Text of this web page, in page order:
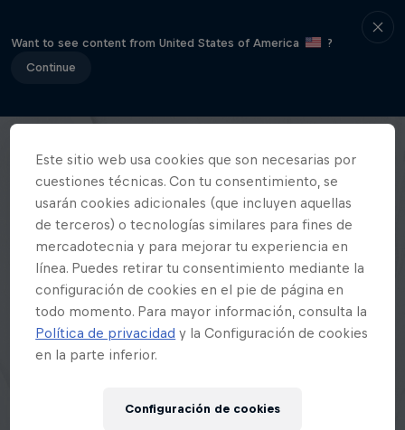
Want to see content from United States of America
?
Continue
Este sitio web usa cookies que son necesarias por
cuestiones técnicas. Con tu consentimiento, se
usarán cookies adicionales (que incluyen aquellas
de terceros) o tecnologías similares para fines de
mercadotecnia y para mejorar tu experiencia en
línea. Puedes retirar tu consentimiento mediante la
configuración de cookies en el pie de página en
todo momento. Para mayor información, consulta la
Política de privacidad y la Configuración de cookies
en la parte inferior.
Configuración de cookies